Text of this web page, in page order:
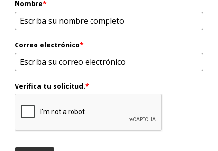
Nombre*
Correo electrónico*
Verifica tu solicitud.*